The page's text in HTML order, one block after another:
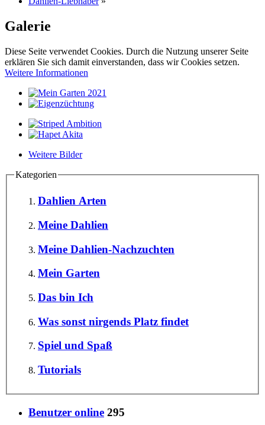
Galerie
Diese Seite verwendet Cookies. Durch die Nutzung unserer Seite
erklären Sie sich damit einverstanden, dass wir Cookies setzen.
Weitere Informationen
Weitere Bilder
Kategorien
Dahlien Arten
Meine Dahlien
Meine Dahlien-Nachzuchten
Mein Garten
Das bin Ich
Was sonst nirgends Platz findet
Spiel und Spaß
Tutorials
Benutzer online 295